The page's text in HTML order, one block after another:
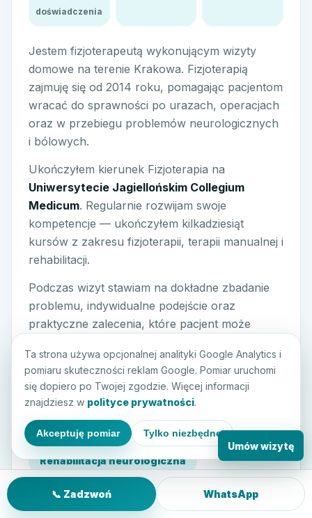
doświadczenia
Jestem fizjoterapeutą wykonującym wizyty
domowe na terenie Krakowa. Fizjoterapią
zajmuję się od 2014 roku, pomagając pacjentom
wracać do sprawności po urazach, operacjach
oraz w przebiegu problemów neurologicznych
i bólowych.
Ukończyłem kierunek Fizjoterapia na
Uniwersytecie Jagiellońskim Collegium
Medicum. Regularnie rozwijam swoje
kompetencje — ukończyłem kilkadziesiąt
kursów z zakresu fizjoterapii, terapii manualnej i
rehabilitacji.
Podczas wizyt stawiam na dokładne zbadanie
problemu, indywidualne podejście oraz
praktyczne zalecenia, które pacjent może
spotkaniami.
UJ Collegium Medicum
Terapia manualna
Rehabilitacja neurologiczna
Rehabilitacja pourazowa PWZFz 13332
Ta strona używa opcjonalnej analityki Google Analytics i
pomiaru skuteczności reklam Google. Pomiar uruchomi
się dopiero po Twojej zgodzie. Więcej informacji
znajdziesz w polityce prywatności.
Akceptuję pomiar Tylko niezbędne
📞 Zadzwoń WhatsApp
Umów wizytę